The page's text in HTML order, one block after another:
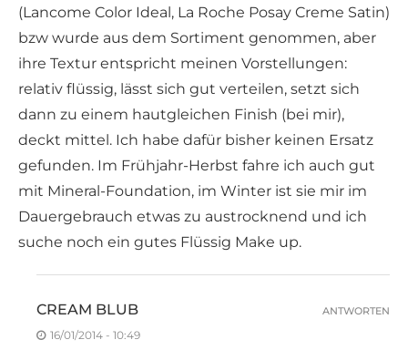
(Lancome Color Ideal, La Roche Posay Creme Satin)
bzw wurde aus dem Sortiment genommen, aber
ihre Textur entspricht meinen Vorstellungen:
relativ flüssig, lässt sich gut verteilen, setzt sich
dann zu einem hautgleichen Finish (bei mir),
deckt mittel. Ich habe dafür bisher keinen Ersatz
gefunden. Im Frühjahr-Herbst fahre ich auch gut
mit Mineral-Foundation, im Winter ist sie mir im
Dauergebrauch etwas zu austrocknend und ich
suche noch ein gutes Flüssig Make up.
CREAM BLUB
16/01/2014 - 10:49
ANTWORTEN